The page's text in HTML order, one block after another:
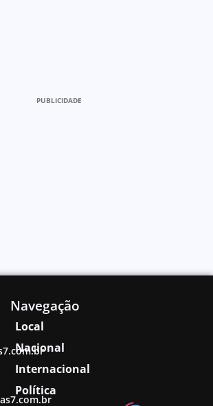
PUBLICIDADE
Navegação
Local
Nacional
Internacional
Política